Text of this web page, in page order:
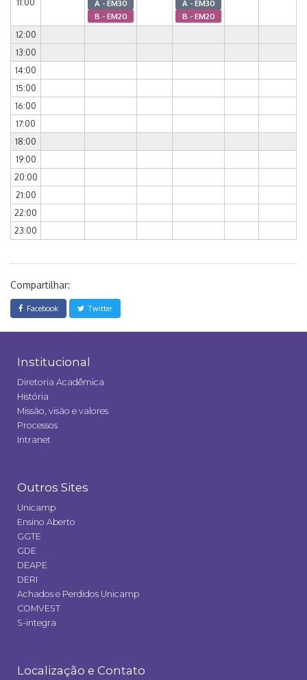
11:00
A - EM30
B - EM20
A - EM30
B - EM20
12:00
13:00
14:00
15:00
16:00
17:00
18:00
19:00
20:00
21:00
22:00
23:00
Compartilhar:
Facebook Twitter
Institucional
Diretoria Acadêmica
História
Missão, visão e valores
Processos
Intranet
Outros Sites
Unicamp
Ensino Aberto
GGTE
GDE
DEAPE
DERI
Achados e Perdidos Unicamp
COMVEST
S-integra
Localização e Contato